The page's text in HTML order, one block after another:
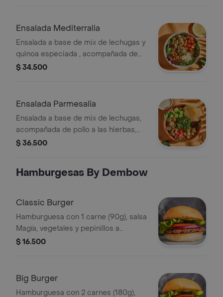
Recomendada con vinagreta
Ensalada Mediterralia
Ensalada a base de mix de lechugas y
quinoa especiada , acompañada de
pollo a las hierbas, tomate cherry,
con vinagreta Mediterránea.
$ 34.500
Ensalada Parmesalia
Ensalada a base de mix de lechugas,
acompañada de pollo a las hierbas,
kale picado, tomate chonto, aguacate,
$ 36.500
Hamburgesas By Dembow
Classic Burger
Hamburguesa con 1 carne (90g), salsa
Magía, vegetales y pepinillos a
elección.
$ 16.500
Big Burger
Hamburguesa con 2 carnes (180g),